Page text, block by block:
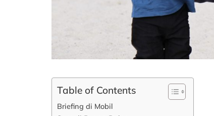
Table of Contents
Briefing di Mobil